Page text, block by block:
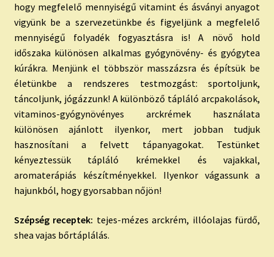
hogy megfelelő mennyiségű vitamint és ásványi anyagot
vigyünk be a szervezetünkbe és figyeljünk a megfelelő
mennyiségű folyadék fogyasztásra is! A növő hold
időszaka különösen alkalmas gyógynövény- és gyógytea
kúrákra. Menjünk el többször masszázsra és építsük be
életünkbe a rendszeres testmozgást: sportoljunk,
táncoljunk, jógázzunk! A különböző tápláló arcpakolások,
vitaminos-gyógynövényes arckrémek használata
különösen ajánlott ilyenkor, mert jobban tudjuk
hasznosítani a felvett tápanyagokat. Testünket
kényeztessük tápláló krémekkel és vajakkal,
aromaterápiás készítményekkel. Ilyenkor vágassunk a
hajunkból, hogy gyorsabban nőjön!
Szépség receptek: tejes-mézes arckrém, illóolajas fürdő,
shea vajas bőrtáplálás.